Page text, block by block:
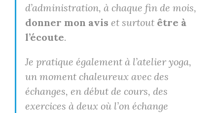
d’administration, à chaque fin de mois,
donner mon avis et surtout être à
l’écoute.
Je pratique également à l’atelier yoga,
un moment chaleureux avec des
échanges, en début de cours, des
exercices à deux où l’on échange